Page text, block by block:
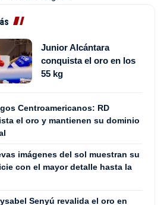
Junior Alcántara
conquista el oro en los
55 kg
Centroamericanos: RD
el oro y mantienen su dominio
imágenes del sol muestran su
con el mayor detalle hasta la
Senyú revalida el oro en